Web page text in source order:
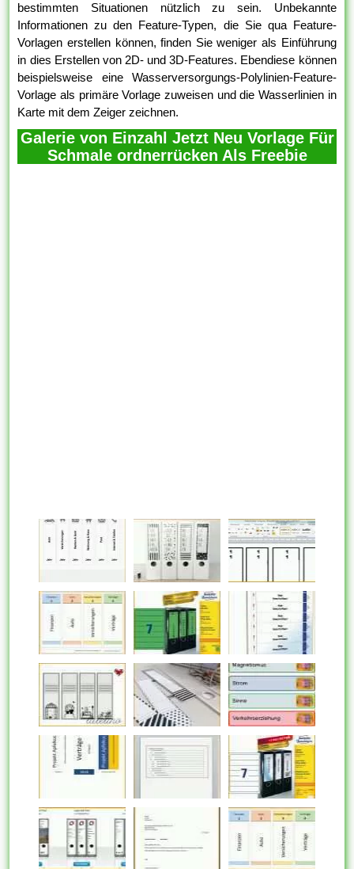
bestimmten Situationen nützlich zu sein. Unbekannte
Informationen zu den Feature-Typen, die Sie qua Feature-
Vorlagen erstellen können, finden Sie weniger als Einführung
in dies Erstellen von 2D- und 3D-Features. Ebendiese können
beispielsweise eine Wasserversorgungs-Polylinien-Feature-
Vorlage als primäre Vorlage zuweisen und die Wasserlinien in
Karte mit dem Zeiger zeichnen.
Galerie von Einzahl Jetzt Neu Vorlage Für
Schmale ordnerrücken Als Freebie